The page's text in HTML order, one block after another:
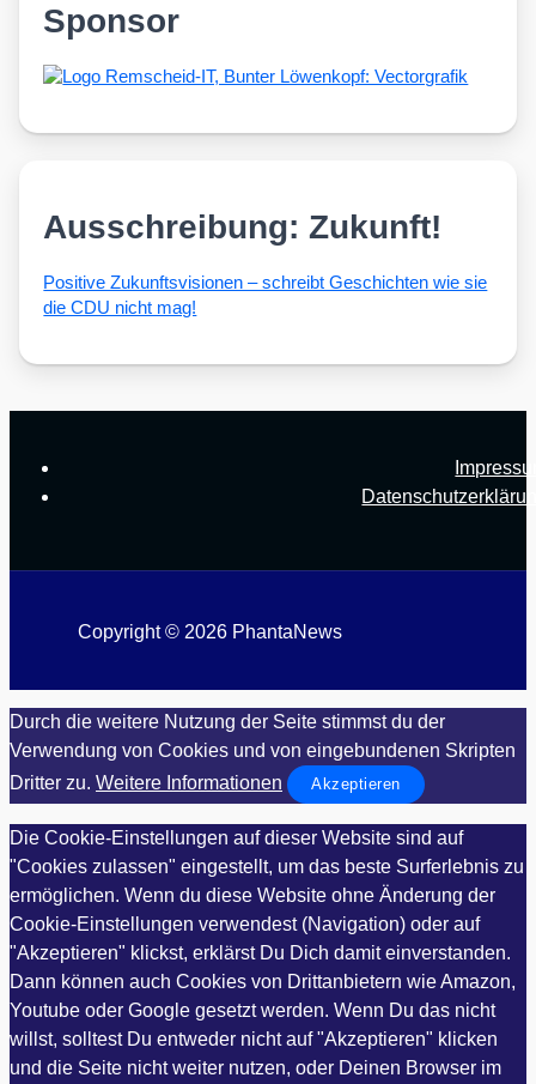
Sponsor
Ausschreibung: Zukunft!
Posi­ti­ve Zukunfts­vi­sio­nen – schreibt Geschich­ten wie sie
die CDU nicht mag!
Copyright © 2026 PhantaNews
Durch die weitere Nutzung der Seite stimmst du der
Verwendung von Cookies und von eingebundenen Skripten
Dritter zu. Weitere Informationen Akzeptieren
Die Cookie-Einstellungen auf dieser Website sind auf
"Cookies zulassen" eingestellt, um das beste Surferlebnis zu
ermöglichen. Wenn du diese Website ohne Änderung der
Cookie-Einstellungen verwendest (Navigation) oder auf
"Akzeptieren" klickst, erklärst Du Dich damit einverstanden.
Dann können auch Cookies von Drittanbietern wie Amazon,
Youtube oder Google gesetzt werden. Wenn Du das nicht
willst, solltest Du entweder nicht auf "Akzeptieren" klicken
und die Seite nicht weiter nutzen, oder Deinen Browser im